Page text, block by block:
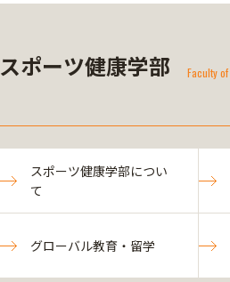
スポーツ健康学部 Faculty
スポーツ健康学部につい
て
グローバル教育・留学